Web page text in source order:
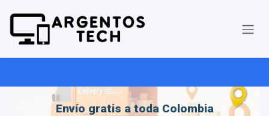
Envío gratis a toda Colombia